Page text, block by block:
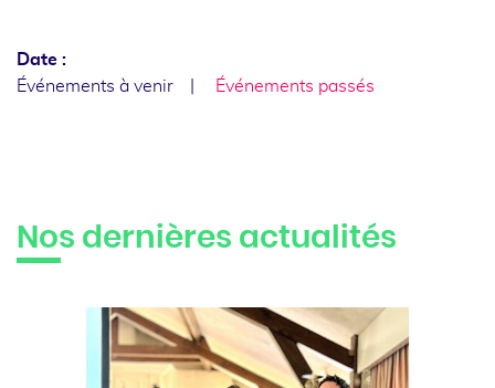
Date :
Événements à venir
Événements passés
Nos dernières actualités